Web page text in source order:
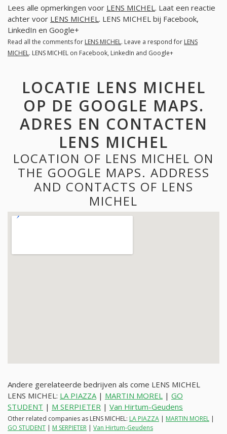
Lees alle opmerkingen voor LENS MICHEL. Laat een reactie
achter voor LENS MICHEL. LENS MICHEL bij Facebook,
LinkedIn en Google+
Read all the comments for LENS MICHEL. Leave a respond for LENS
MICHEL. LENS MICHEL on Facebook, LinkedIn and Google+
LOCATIE LENS MICHEL
OP DE GOOGLE MAPS.
ADRES EN CONTACTEN
LENS MICHEL
LOCATION OF LENS MICHEL ON
THE GOOGLE MAPS. ADDRESS
AND CONTACTS OF LENS
MICHEL
Andere gerelateerde bedrijven als come LENS MICHEL
LENS MICHEL: LA PIAZZA| MARTIN MOREL | GO
STUDENT | M SERPIETER | Van Hirtum-Geudens
Other related companies as LENS MICHEL: LA PIAZZA | MARTIN MOREL |
GO STUDENT | M SERPIETER | Van Hirtum-Geudens